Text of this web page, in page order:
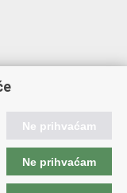
Ne prihvaćam
Ne prihvaćam